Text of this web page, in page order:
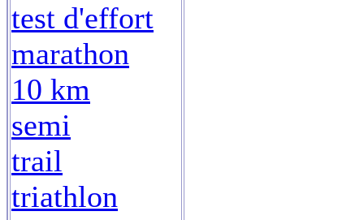
test d'effort
marathon
10 km
semi
trail
triathlon